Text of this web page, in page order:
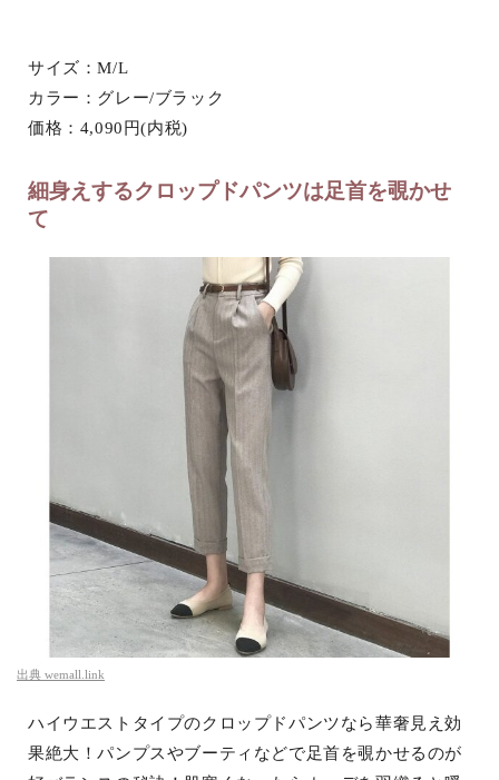
サイズ：M/L
カラー：グレー/ブラック
価格：4,090円(内税)
細身えするクロップドパンツは足首を覗かせ
て
出典 wemall.link
ハイウエストタイプのクロップドパンツなら華奢見え効
果絶大！パンプスやブーティなどで足首を覗かせるのが